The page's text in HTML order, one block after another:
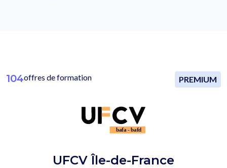
104offres de formation PREMIUM
UFCV Île-de-France